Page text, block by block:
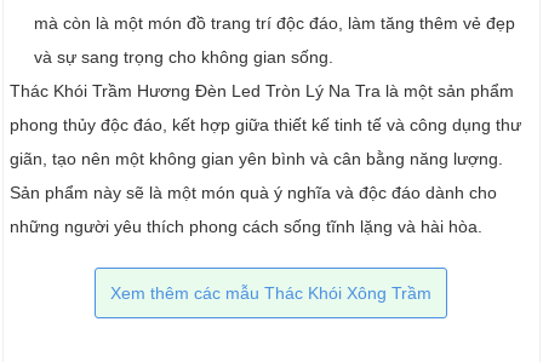
mà còn là một món đồ trang trí độc đáo, làm tăng thêm vẻ đẹp
và sự sang trọng cho không gian sống.
Thác Khói Trầm Hương Đèn Led Tròn Lý Na Tra là một sản phẩm
phong thủy độc đáo, kết hợp giữa thiết kế tinh tế và công dụng thư
giãn, tạo nên một không gian yên bình và cân bằng năng lượng.
Sản phẩm này sẽ là một món quà ý nghĩa và độc đáo dành cho
những người yêu thích phong cách sống tĩnh lặng và hài hòa.
Xem thêm các mẫu Thác Khói Xông Trầm